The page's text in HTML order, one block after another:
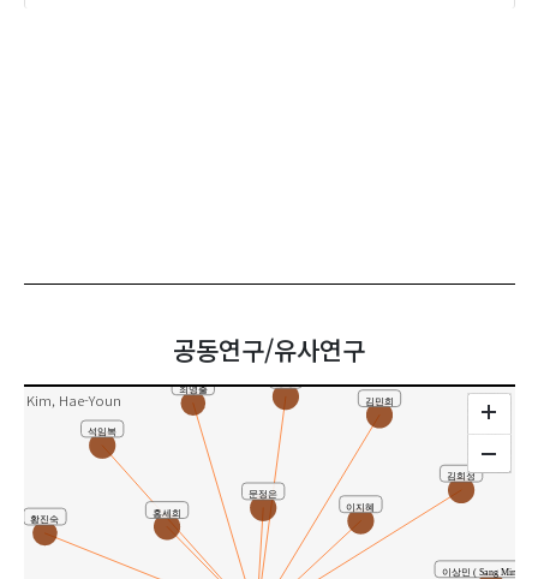
공동연구/유사연구
Kim, Hae-Youn 김민희
김희정
문정은
석임복
이상민 ( Sang Min Lee
이지혜
정송
최영출
홍세희
황진숙